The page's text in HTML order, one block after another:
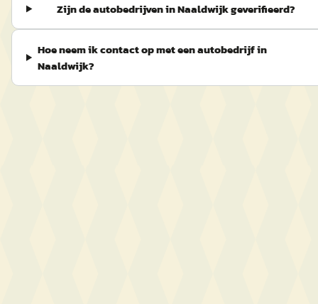
Zijn de autobedrijven in Naaldwijk geverifieerd?
Hoe neem ik contact op met een autobedrijf in
Naaldwijk?